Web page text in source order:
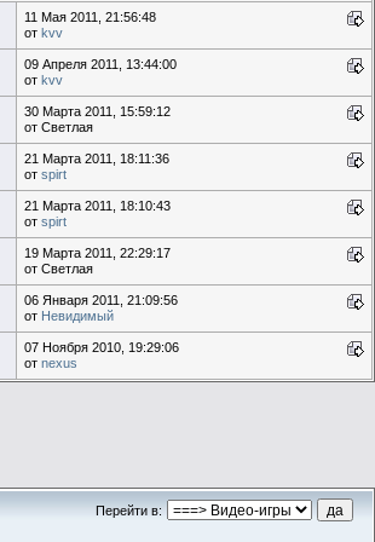
11 Мая 2011, 21:56:48
отkvv
09 Апреля 2011, 13:44:00
отkvv
30 Марта 2011, 15:59:12
от Светлая
21 Марта 2011, 18:11:36
отspirt
21 Марта 2011, 18:10:43
отspirt
19 Марта 2011, 22:29:17
от Светлая
06 Января 2011, 21:09:56
от Невидимый
07 Ноября 2010, 19:29:06
отnexus
Перейти в: